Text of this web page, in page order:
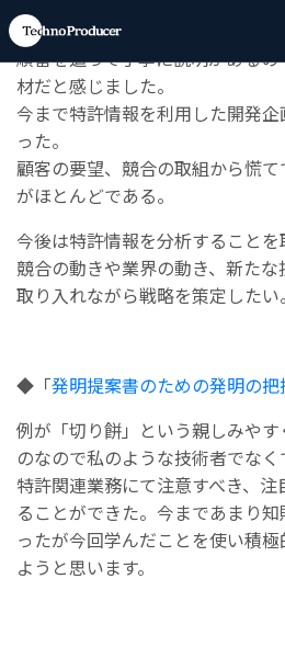
◆「
順番を追って丁寧に説明がある
材だと感じました。
今まで特許情報を利用した開発
った。
顧客の要望、競合の取組から慌
がほとんどである。
今後は特許情報を分析することを
競合の動きや業界の動き、新た
取り入れながら戦略を策定したい。
◆「発明提案書のための発明の把
例が「切り餅」という親しみや
のなので私のような技術者でなく
特許関連業務にて注意すべき、
ることができた。今まであまり
ったが今回学んだことを使い積
ようと思います。